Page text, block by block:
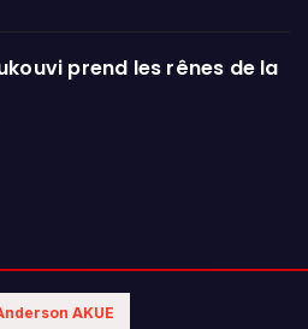
prend les rênes de la
AKUE